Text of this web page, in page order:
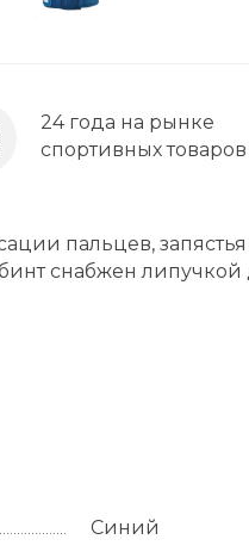
24 года на рынке
спортивных товаров
пальцев,
снабжен
Синий